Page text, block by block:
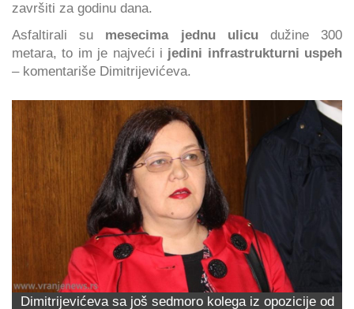
završiti za godinu dana.
Asfaltirali su mesecima jednu ulicudužine 300
metara, to im je najveći i jedini infrastrukturni uspeh
– komentariše Dimitrijevićeva.
Dimitrijevićeva sa još sedmoro kolega iz opozicije od